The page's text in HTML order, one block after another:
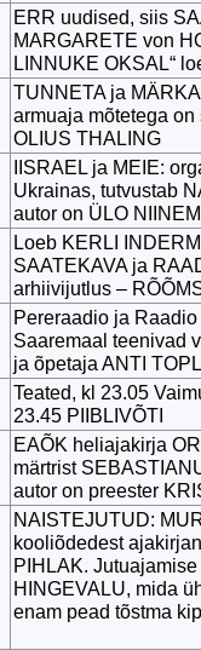
ERR uudised, siis
MARGARETE von
LINNUKE OKSAL“
TUNNETA ja
armuaja mõtetega
OLIUS THALING
IISRAEL ja MEIE:
Ukrainas, tutvustab
autor on ÜLO
Loeb KERLI
SAATEKAVA ja
arhiivijutlus –
Pereraadio ja
Saaremaal teenivad
ja õpetaja ANTI
Teated, kl 23.05
23.45 PIIBLIVÕTI
EAÕK heliajakirja
märtrist
autor on preester
NAISTEJUTUD:
kooliõdedest
PIHLAK.
HINGEVALU, mida
enam pead tõstma